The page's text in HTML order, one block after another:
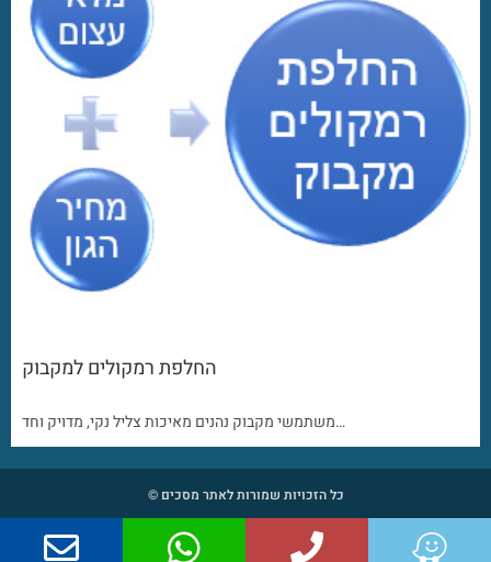
החלפת רמקולים למקבוק
משתמשי מקבוק נהנים מאיכות צליל נקי, מדויק וחד…
כל הזכויות שמורות לאתר מסכים ©